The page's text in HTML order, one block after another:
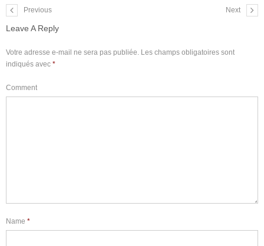
Previous Next
Leave A Reply
Votre adresse e-mail ne sera pas publiée. Les champs obligatoires sont
indiqués avec *
Comment
Name *